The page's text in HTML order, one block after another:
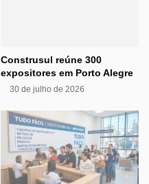
Construsul reúne 300
expositores em Porto Alegre
30 de julho de 2026